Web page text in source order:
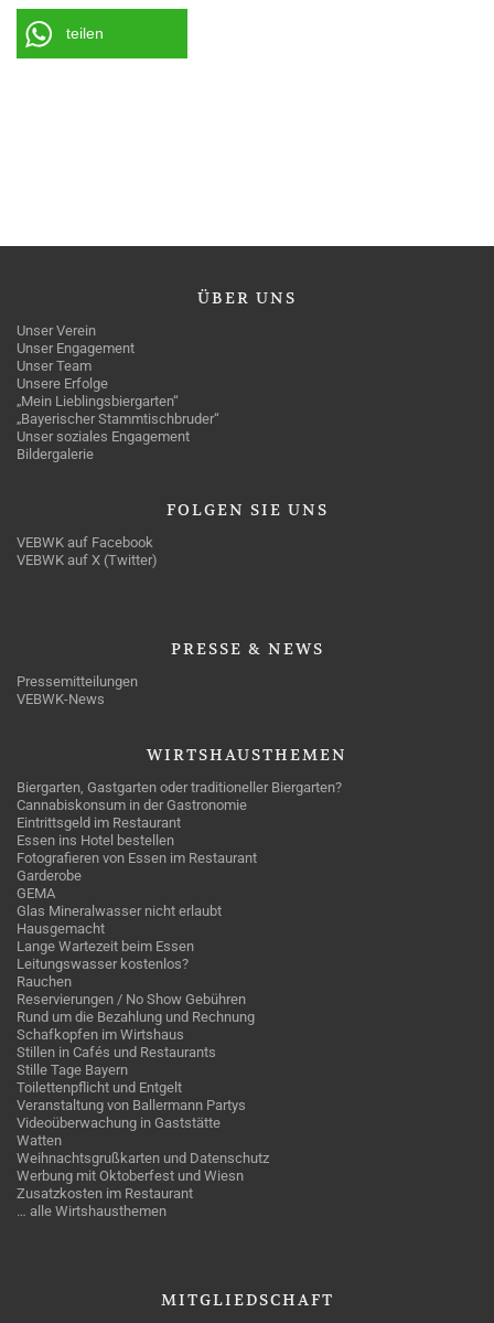
teilen
ÜBER UNS
Unser Verein
Unser Engagement
Unser Team
Unsere Erfolge
„Mein Lieblingsbiergarten“
„Bayerischer Stammtischbruder“
Unser soziales Engagement
Bildergalerie
FOLGEN SIE UNS
VEBWK auf Facebook
VEBWK auf X (Twitter)
PRESSE & NEWS
Pressemitteilungen
VEBWK-News
WIRTSHAUSTHEMEN
Biergarten, Gastgarten oder traditioneller Biergarten?
Cannabiskonsum in der Gastronomie
Eintrittsgeld im Restaurant
Essen ins Hotel bestellen
Fotografieren von Essen im Restaurant
Garderobe
GEMA
Glas Mineralwasser nicht erlaubt
Hausgemacht
Lange Wartezeit beim Essen
Leitungswasser kostenlos?
Rauchen
Reservierungen / No Show Gebühren
Rund um die Bezahlung und Rechnung
Schafkopfen im Wirtshaus
Stillen in Cafés und Restaurants
Stille Tage Bayern
Toilettenpflicht und Entgelt
Veranstaltung von Ballermann Partys
Videoüberwachung in Gaststätte
Watten
Weihnachtsgrußkarten und Datenschutz
Werbung mit Oktoberfest und Wiesn
Zusatzkosten im Restaurant
… alle Wirtshausthemen
MITGLIEDSCHAFT